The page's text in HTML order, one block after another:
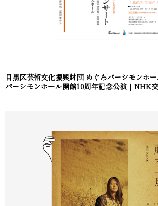
目黒区芸術文化振興財団 めぐろパーシモンホ
パーシモンホール開館10周年記念公演｜NHK